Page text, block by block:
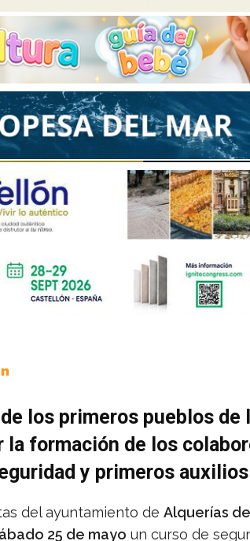
los primeros pueblos de
la formación de los
y primeros auxilios
del ayuntamiento de Alquerías
25 de mayo un curso de